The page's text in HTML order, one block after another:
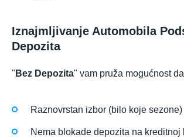
Iznajmljivanje Automobila
Depozita
" Bez Depozita" vam pruža mogućnost
Raznovrstan izbor (bilo koje sezone)
Nema blokade depozita na kreditnoj